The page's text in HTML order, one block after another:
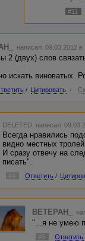
#11
написал 09.03.2012 в
2 (двух) слов
искать виноватых.
/ Цитировать /
DELETED написал
Всегда нравились
видно местных тролей.
И сразу отвечу на
писать".
Ответить /
BETEPAH_
"...я не умею
#5 Ответить